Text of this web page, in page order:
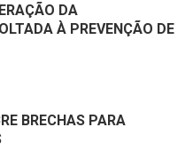
DA
À PREVENÇÃO DE
BRECHAS PARA